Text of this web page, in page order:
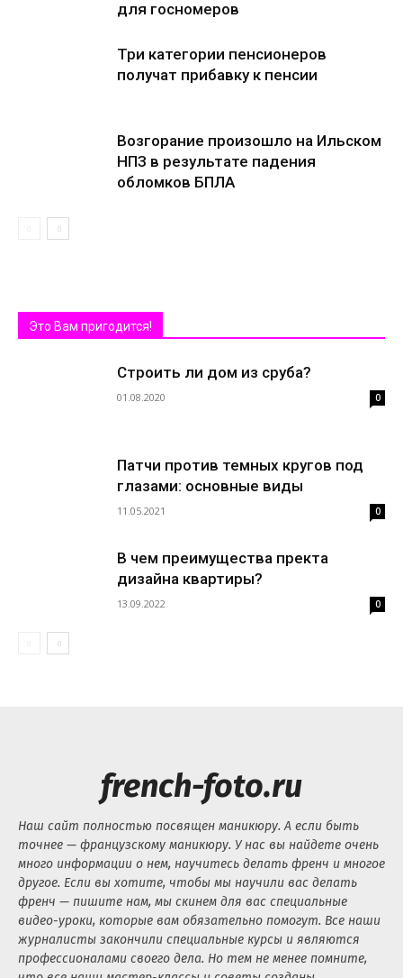
для госномеров
Три категории пенсионеров
получат прибавку к пенсии
Возгорание произошло на Ильском
НПЗ в результате падения
обломков БПЛА
Это Вам пригодится!
Строить ли дом из сруба?
01.08.2020 0
Патчи против темных кругов под
глазами: основные виды
11.05.2021 0
В чем преимущества пректа
дизайна квартиры?
13.09.2022 0
french-foto.ru
Наш сайт полностью посвящен маникюру. А если быть
точнее — французскому маникюру. У нас вы найдете очень
много информации о нем, научитесь делать френч и многое
другое. Если вы хотите, чтобы мы научили вас делать
френч — пишите нам, мы скинем для вас специальные
видео-уроки, которые вам обязательно помогут. Все наши
журналисты закончили специальные курсы и являются
профессионалами своего дела. Но тем не менее помните,